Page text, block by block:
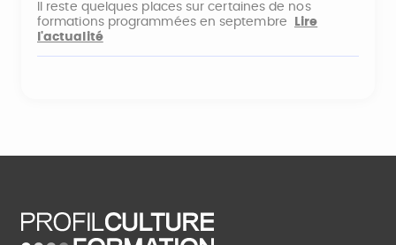
Il reste quelques places sur certaines de nos
formations programmées en septembre
Lire
l'actualité